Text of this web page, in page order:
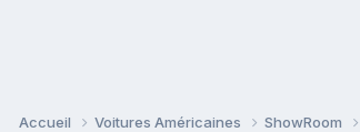
Accueil Voitures Américaines ShowRoom